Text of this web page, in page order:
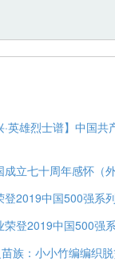
·英雄烈士谱】中国
成立七十周年感怀（外
登2019中国500强系
荣登2019中国500强
苗族：小小竹编编织